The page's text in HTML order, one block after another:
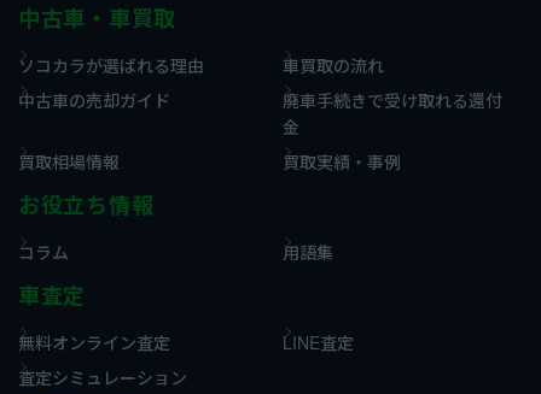
中古車・車買取
ソコカラが選ばれる理由
車買取の流れ
中古車の売却ガイド
廃車手続きで受け取れる還付
金
買取相場情報
買取実績・事例
お役立ち情報
コラム 用語集
車査定
無料オンライン査定
LINE査定
査定シミュレーション